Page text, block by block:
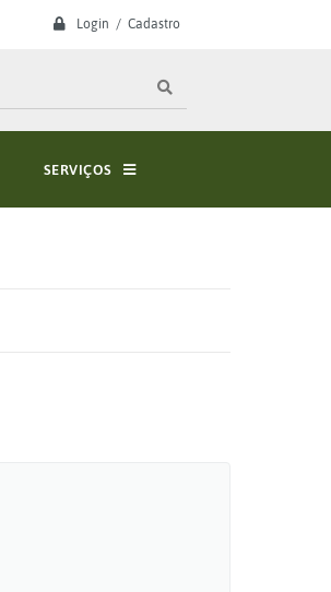
Login / Cadastro
SERVIÇOS